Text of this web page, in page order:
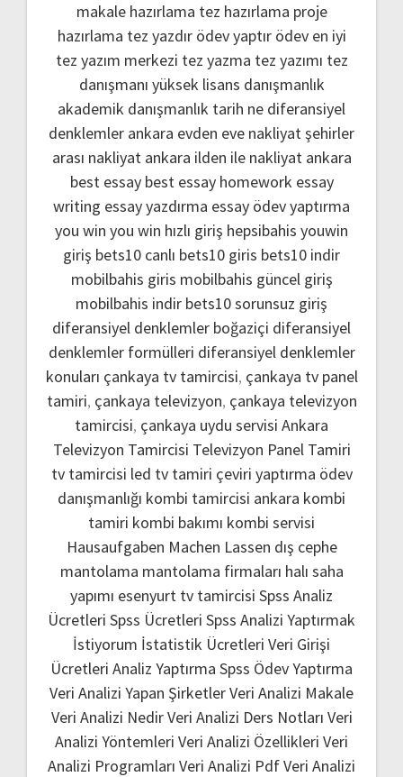
makale hazırlama tez hazırlama proje
hazırlama tez yazdır ödev yaptır ödev en iyi
tez yazım merkezi tez yazma tez yazımı tez
danışmanı yüksek lisans danışmanlık
akademik danışmanlık tarih ne diferansiyel
denklemler ankara evden eve nakliyatşehirler
arası nakliyat ankara ilden ile nakliyat ankara
best essay best essay homework essay
writing essay yazdırma essay ödev yaptırma
you win you win hızlı giriş hepsibahis youwin
giriş bets10 canlı bets10 giris bets10 indir
mobilbahis giris mobilbahis güncel giriş
mobilbahis indir bets10 sorunsuz giriş
diferansiyel denklemler boğaziçi diferansiyel
denklemler formülleri diferansiyel denklemler
konuları çankaya tv tamircisi, çankaya tv panel
tamiri, çankaya televizyon, çankaya televizyon
tamircisi, çankaya uydu servisi Ankara
Televizyon Tamircisi Televizyon Panel Tamiri
tv tamircisi led tv tamiri çeviri yaptırma ödev
danışmanlığı kombi tamircisi ankara kombi
tamiri kombi bakımı kombi servisi
Hausaufgaben Machen Lassen dış cephe
mantolama mantolama firmaları halı saha
yapımı esenyurt tv tamircisi Spss Analiz
Ücretleri Spss Ücretleri Spss Analizi Yaptırmak
İstiyorum İstatistik Ücretleri Veri Girişi
Ücretleri Analiz Yaptırma Spss Ödev Yaptırma
Veri Analizi Yapan ŞirketlerVeri Analizi Makale
Veri Analizi NedirVeri Analizi Ders Notları Veri
Analizi Yöntemleri Veri Analizi Özellikleri Veri
Analizi Programları Veri Analizi PdfVeri Analizi